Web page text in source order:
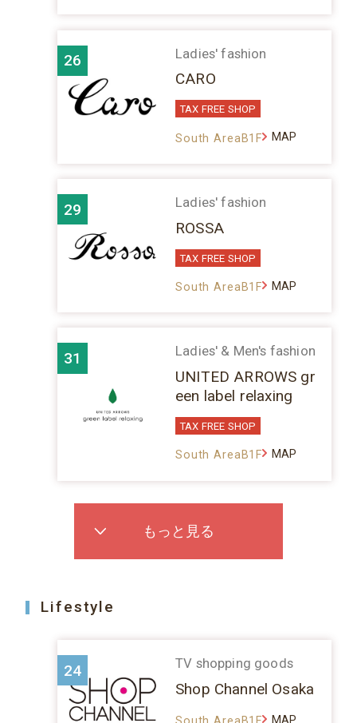
26 Ladies' fashion
CARO
TAX FREE SHOP
South AreaB1F MAP
29 Ladies' fashion
ROSSA
TAX FREE SHOP
South AreaB1F MAP
31 Ladies' & Men's fashion
UNITED ARROWS gr
een label relaxing
TAX FREE SHOP
South AreaB1F MAP
もっと見る
Lifestyle
24 TV shopping goods
Shop Channel Osaka
MAP